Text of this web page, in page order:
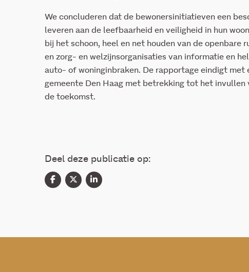
We concluderen dat de bewonersinitiatieven een
leveren aan de leefbaarheid en veiligheid in hun
bij het schoon, heel en net houden van de openbare
en zorg- en welzijnsorganisaties van informatie en
auto- of woninginbraken. De rapportage eindigt met
gemeente Den Haag met betrekking tot het invullen
de toekomst.
Deel deze publicatie op: